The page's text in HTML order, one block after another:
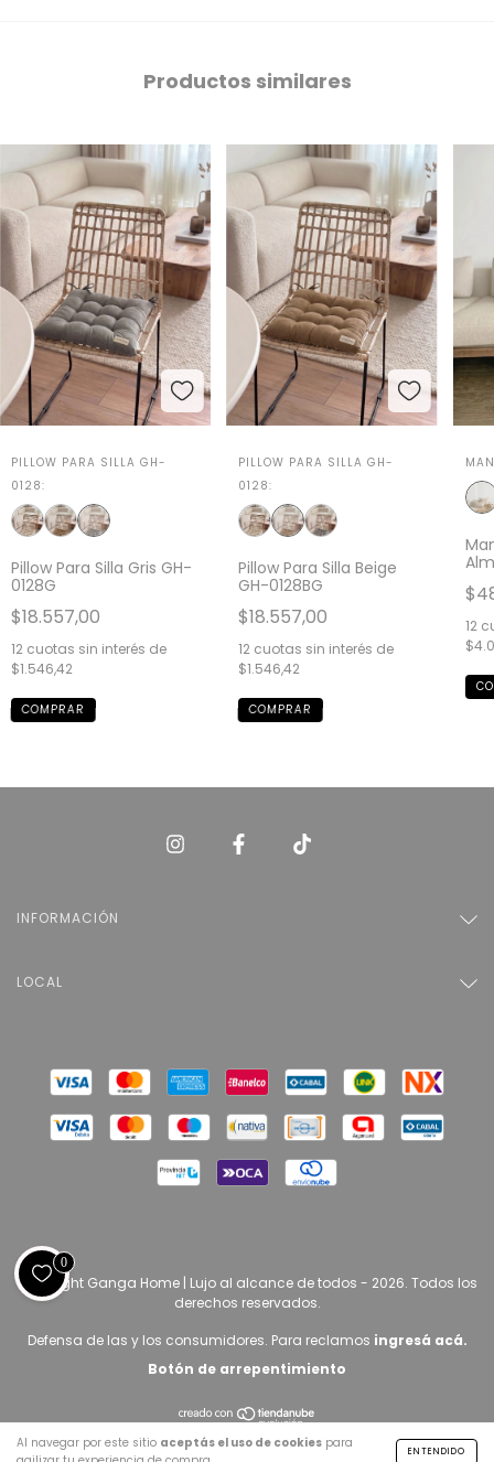
Al navegar por este sitio aceptás el uso de cookies para
ENTENDIDO
Productos similares
PILLOW PARA SILLA GH-
0128:
Pillow Para Silla Gris GH-
0128G
$18.557,00
12 cuotas sin interés de
$1.546,42
PILLOW PARA SILLA GH-
0128:
Pillow Para Silla Beige
GH-0128BG
$18.557,00
12 cuotas sin interés de
$1.546,42
12
INFORMACIÓN
LOCAL
Copyright Ganga Home | Lujo al alcance de todos - 2026. Todos los
derechos reservados.
Defensa de las y los consumidores. Para reclamos ingresá acá.
Botón de arrepentimiento
0